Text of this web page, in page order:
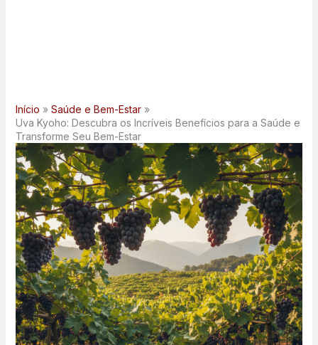
Início
Saúde e Bem-Estar
Uva Kyoho: Descubra os Incríveis Benefícios para a Saúde e
Transforme Seu Bem-Estar